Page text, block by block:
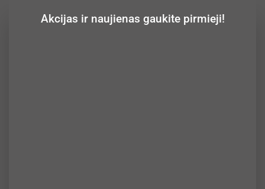
Akcijas ir naujienas gaukite pirmieji!